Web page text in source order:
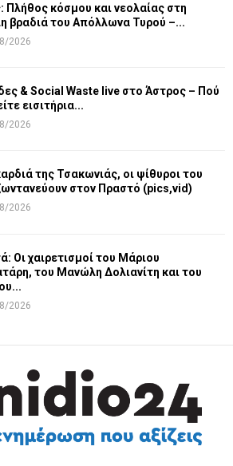
Πλήθος κόσμου και νεολαίας στη
βραδιά του Απόλλωνα Τυρού –...
2026
& Social Waste live στο Άστρος – Πού
εισιτήρια...
2026
της Τσακωνιάς, οι ψίθυροι του
στον Πραστό (pics,vid)
2026
Οι χαιρετισμοί του Μάριου
του Μανώλη Δολιανίτη και του
2026